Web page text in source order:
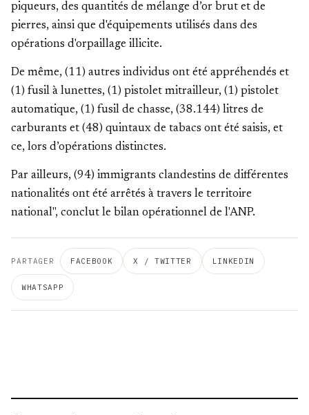
piqueurs, des quantités de mélange d’or brut et de
pierres, ainsi que d'équipements utilisés dans des
opérations d'orpaillage illicite.
De même, (11) autres individus ont été appréhendés et
(1) fusil à lunettes, (1) pistolet mitrailleur, (1) pistolet
automatique, (1) fusil de chasse, (38.144) litres de
carburants et (48) quintaux de tabacs ont été saisis, et
ce, lors d’opérations distinctes.
Par ailleurs, (94) immigrants clandestins de différentes
nationalités ont été arrêtés à travers le territoire
national", conclut le bilan opérationnel de l'ANP.
PARTAGER FACEBOOK X / TWITTER LINKEDIN
WHATSAPP